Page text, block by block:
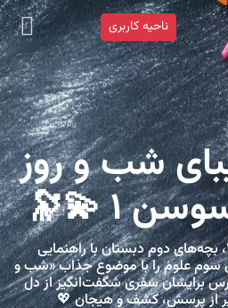
ناحیه کاربری
شب و روز
۱ 💫🔭
در کلاس پرشور سوسن ۱، بچه‌های دوم دبستان با راهنمایی
سوم علوم را با موضوع جذاب «شب و
برایشان سفری شگفت‌انگیز از دل
پر از پرسش، کشف و هیجان 💖